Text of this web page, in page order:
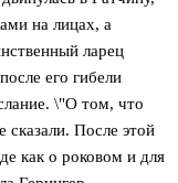
на лицах, а
ларец
его гибели
\"О том, что
сказали. После этой
как о роковом и для